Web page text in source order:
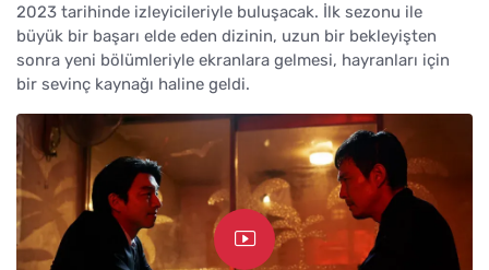
2023 tarihinde izleyicileriyle buluşacak. İlk sezonu ile
büyük bir başarı elde eden dizinin, uzun bir bekleyişten
sonra yeni bölümleriyle ekranlara gelmesi, hayranları için
bir sevinç kaynağı haline geldi.